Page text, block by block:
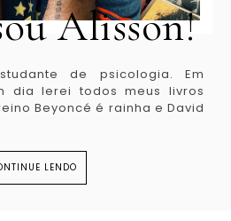
Alisson!
de psicologia. Em
dia lerei todos meus livros
Beyoncé é rainha e David
LENDO